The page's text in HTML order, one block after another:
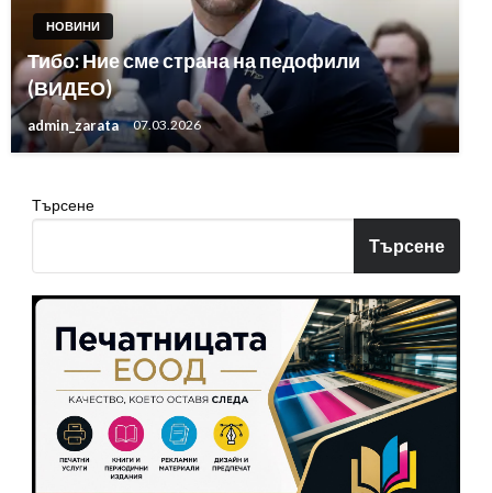
НОВИНИ
Тибо: Ние сме страна на педофили
(ВИДЕО)
admin_zarata 07.03.2026
Търсене
Търсене